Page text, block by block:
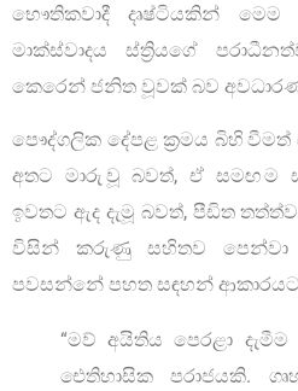
භෞතිකවාදී දෘෂ්ටියකින්
මාක්ස්වාදය ස්ත්‍රියගේ
කෙරෙන් ජනිත වූවක් බව
පෞද්ගලික දේපළ ක්‍රමය බිහි
අතට මාරු වූ බවත්, ඒ සමඟ ම
ඉවතට ඇද දැමූ බවත්, පීඩිත
විසින් කරුණු සහිතව පෙන්වා
පවසන්නේ පහත සඳහන්
“මව් අයිතිය පෙරළා
ඓතිහාසික පරාජයකි.